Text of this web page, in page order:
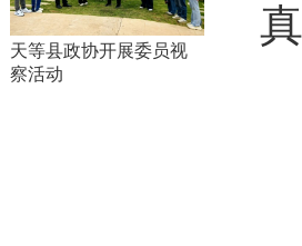
天等县政协开展委员视
察活动